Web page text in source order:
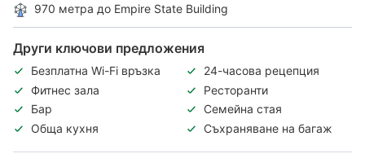
970 метра до Empire State Building
Други ключови предложения
Безплатна Wi-Fi връзка
24-часова рецепция
Фитнес зала
Ресторанти
Бар
Семейна стая
Обща кухня
Съхраняване на багаж